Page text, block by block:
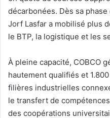
décarbonées. Dès sa
Jorf Lasfar a mobilisé plus
le BTP, la logistique et les
À pleine capacité, COBCO
hautement qualifiés et
filières industrielles
le transfert de
des coopérations